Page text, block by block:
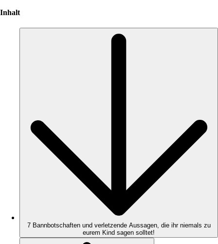
Inhalt
7 Bannbotschaften und verletzende Aussagen, die ihr niemals zu
eurem Kind sagen solltet!